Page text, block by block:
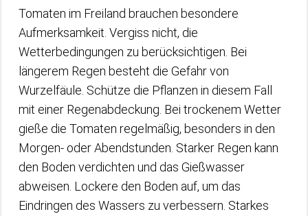
Tomaten im Freiland brauchen besondere
Aufmerksamkeit. Vergiss nicht, die
Wetterbedingungen zu berücksichtigen. Bei
längerem Regen besteht die Gefahr von
Wurzelfäule. Schütze die Pflanzen in diesem Fall
mit einer Regenabdeckung. Bei trockenem Wetter
gieße die Tomaten regelmäßig, besonders in den
Morgen- oder Abendstunden. Starker Regen kann
den Boden verdichten und das Gießwasser
abweisen. Lockere den Boden auf, um das
Eindringen des Wassers zu verbessern. Starkes